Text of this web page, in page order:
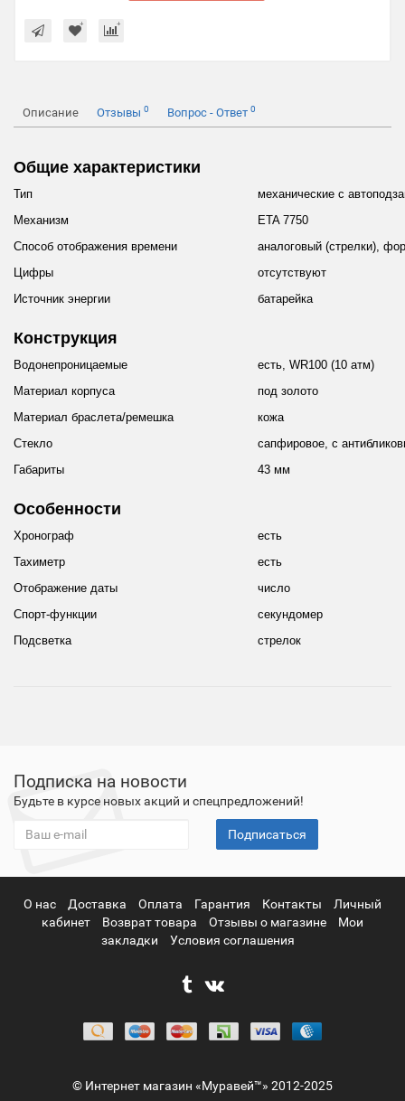
Описание Отзывы 0 Вопрос - Ответ 0
Общие характеристики
Тип
механические с
Механизм
ETA 7750
Способ отображения времени
аналоговый (стрелки),
Цифры
отсутствуют
Источник энергии
батарейка
Конструкция
Водонепроницаемые
есть, WR100 (10 атм)
Материал корпуса
под золото
Материал браслета/ремешка
кожа
Стекло
сапфировое, с
Габариты
43 мм
Особенности
Хронограф
есть
Тахиметр
есть
Отображение даты
число
Спорт-функции
секундомер
Подсветка
стрелок
Подписка на новости
Будьте в курсе новых акций и спецпредложений!
Подписаться
О нас Доставка Оплата Гарантия Контакты
Личный
кабинет
Возврат товара Отзывы о магазине
Мои
закладки
Условия соглашения
© Интернет магазин «Муравей™» 2012-2025